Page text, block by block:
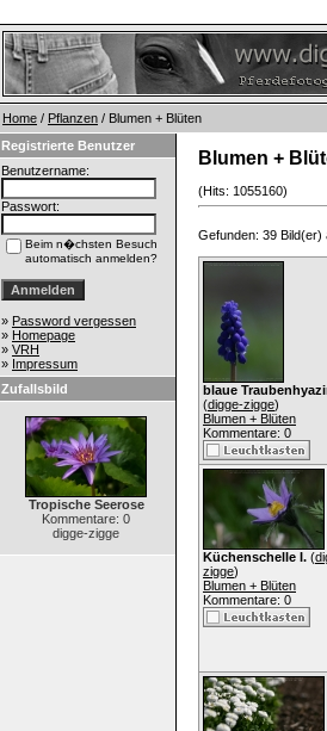
Home / Pflanzen / Blumen + Blüten
Registrierte Benutzer
Benutzername:
Passwort:
Beim n�chsten Besuch
automatisch anmelden?
» Password vergessen
» Homepage
» VRH
» Impressum
Zufallsbild
Tropische Seerose
Kommentare: 0
digge-zigge
Blumen +
(Hits: 1055160)
Gefunden: 39 Bild(er)
blaue
(digge-zigge)
Blumen + Blüten
Kommentare: 0
Küchenschelle I. (
zigge)
Blumen + Blüten
Kommentare: 0